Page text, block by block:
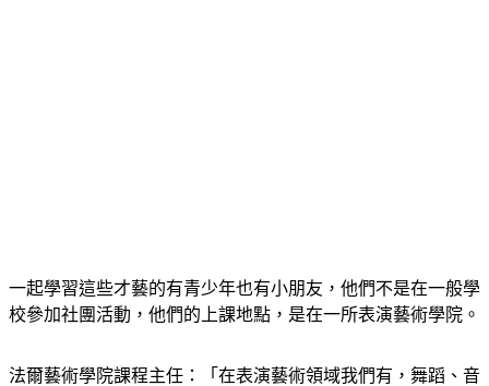
校參加社團活動，他們的上課地點，是在一所表演藝術學院。
樂、劇場跟馬戲表演，在視覺跟應用藝術學院，我們有平面設